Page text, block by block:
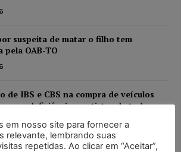
suspeita de matar o filho tem
pela OAB-TO
de IBS e CBS na compra de veículos
com deficiência e autistas de todos os
07/08/2026
em nosso site para fornecer a
relevante, lembrando suas
repetidas. Ao clicar em “Aceitar”,